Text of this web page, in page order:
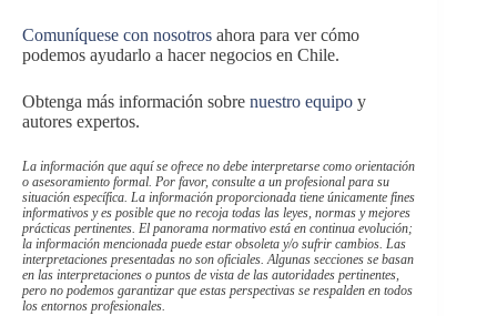
Comuníquese con nosotros ahora para ver cómo
podemos ayudarlo a hacer negocios en Chile.
Obtenga más información sobre nuestro equipo y
autores expertos.
La información que aquí se ofrece no debe interpretarse como orientación
o asesoramiento formal. Por favor, consulte a un profesional para su
situación específica. La información proporcionada tiene únicamente fines
informativos y es posible que no recoja todas las leyes, normas y mejores
prácticas pertinentes. El panorama normativo está en continua evolución;
la información mencionada puede estar obsoleta y/o sufrir cambios. Las
interpretaciones presentadas no son oficiales. Algunas secciones se basan
en las interpretaciones o puntos de vista de las autoridades pertinentes,
pero no podemos garantizar que estas perspectivas se respalden en todos
los entornos profesionales.